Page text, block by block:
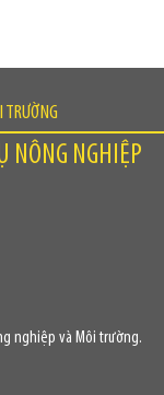
TRƯỜNG
NÔNG NGHIỆP
nghiệp và Môi trường.